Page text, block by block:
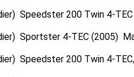
Speedster 200 Twin 4-
Sportster 4-TEC (2005)
Speedster 200 Twin 4-